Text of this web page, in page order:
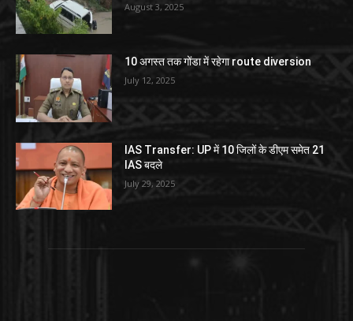
August 3, 2025
10 अगस्त तक गोंडा में रहेगा route diversion
July 12, 2025
IAS Transfer: UP में 10 जिलों के डीएम समेत 21
IAS बदले
July 29, 2025